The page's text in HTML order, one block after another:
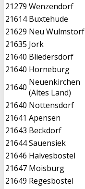
21279 Wenzendorf
21614 Buxtehude
21629 Neu Wulmstorf
21635 Jork
21640 Bliedersdorf
21640 Horneburg
21640 Neuenkirchen
(Altes Land)
21640 Nottensdorf
21641 Apensen
21643 Beckdorf
21644Sauensiek
21646 Halvesbostel
21647 Moisburg
21649 Regesbostel